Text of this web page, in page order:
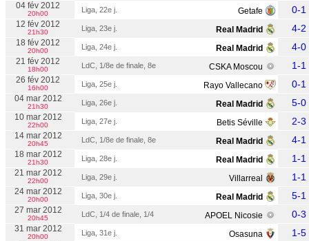
04 fév 2012
20h00 Liga, 22e j. Getafe 0-1
12 fév 2012
21h30 Liga, 23e j. Real Madrid 4-2
18 fév 2012
20h00 Liga, 24e j. Real Madrid 4-0
21 fév 2012
18h00 LdC, 1/8e de finale, 8e CSKA Moscou 1-1
26 fév 2012
16h00 Liga, 25e j. Rayo Vallecano 0-1
04 mar 2012
21h30 Liga, 26e j. Real Madrid 5-0
10 mar 2012
22h00 Liga, 27e j. Betis Séville 2-3
14 mar 2012
20h45 LdC, 1/8e de finale, 8e Real Madrid 4-1
18 mar 2012
21h30 Liga, 28e j. Real Madrid 1-1
21 mar 2012
22h00 Liga, 29e j. Villarreal 1-1
24 mar 2012
20h00 Liga, 30e j. Real Madrid 5-1
27 mar 2012
20h45 LdC, 1/4 de finale, 1/4 APOEL Nicosie 0-3
31 mar 2012
20h00 Liga, 31e j. Osasuna 1-5